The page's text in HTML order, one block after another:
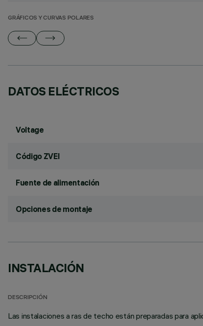
GRÁFICOS Y CURVAS POLARES
DATOS ELÉCTRICOS
Voltage
Código ZVEI
Fuente de alimentación
Opciones de montaje
INSTALACIÓN
DESCRIPCIÓN
Las instalaciones a ras de techo están preparadas para